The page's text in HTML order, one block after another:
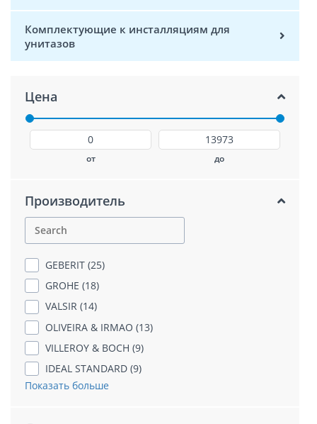
Комплектующие к инсталляциям для
унитазов
Цена
от до
Производитель
GEBERIT (25)
GROHE (18)
VALSIR (14)
OLIVEIRA & IRMAO (13)
VILLEROY & BOCH (9)
IDEAL STANDARD (9)
Показать больше